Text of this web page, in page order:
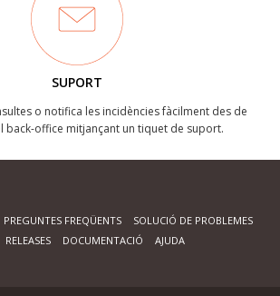
SUPORT
o notifica les incidències fàcilment des de
back-office mitjançant un tiquet de suport.
PREGUNTES FREQÜENTS
SOLUCIÓ DE PROBLEMES
RELEASES
DOCUMENTACIÓ AJUDA